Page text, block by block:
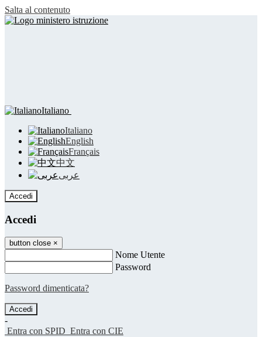
Salta al contenuto
Italiano
Italiano
English
Français
中文
عربى
Accedi
Accedi
button close ×
Nome Utente
Password
Password dimenticata?
-
Entra con SPID Entra con CIE